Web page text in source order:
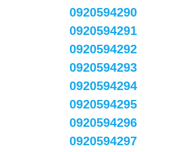
0920594290
0920594291
0920594292
0920594293
0920594294
0920594295
0920594296
0920594297